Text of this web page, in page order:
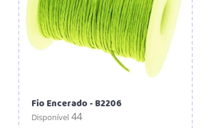
Fio Encerado - B2206
Disponível 44